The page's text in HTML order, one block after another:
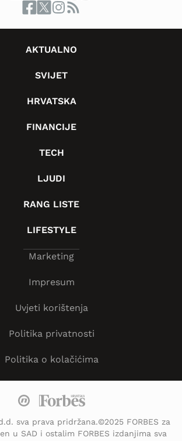
AKTUALNO
SVIJET
HRVATSKA
FINANCIJE
TECH
LJUDI
RANG LISTE
LIFESTYLE
Marketing
Impresum
Uvjeti korištenja
Politika privatnosti
Politika o kolačićima
sva prava pridržana.©2025 FORBES za
u SAD i ostalim FORBES izdanjima sva